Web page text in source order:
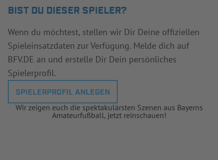
BIST DU DIESER SPIELER?
Wenn du möchtest, stellen wir Dir Deine offiziellen
Spieleinsatzdaten zur Verfügung. Melde dich auf
BFV.DE an und erstelle Dir Dein persönliches
Spielerprofil.
SPIELERPROFIL ANLEGEN
Wir zeigen euch die spektakulärsten Szenen aus Bayerns
Amateurfußball, jetzt reinschauen!